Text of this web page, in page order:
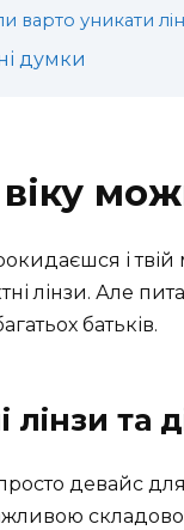
варто уникати
думки
і
лінзи. Але
батьків.
лінзи та
девайс для